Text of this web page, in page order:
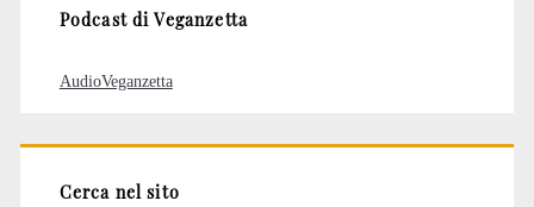
Podcast di Veganzetta
AudioVeganzetta
Cerca nel sito